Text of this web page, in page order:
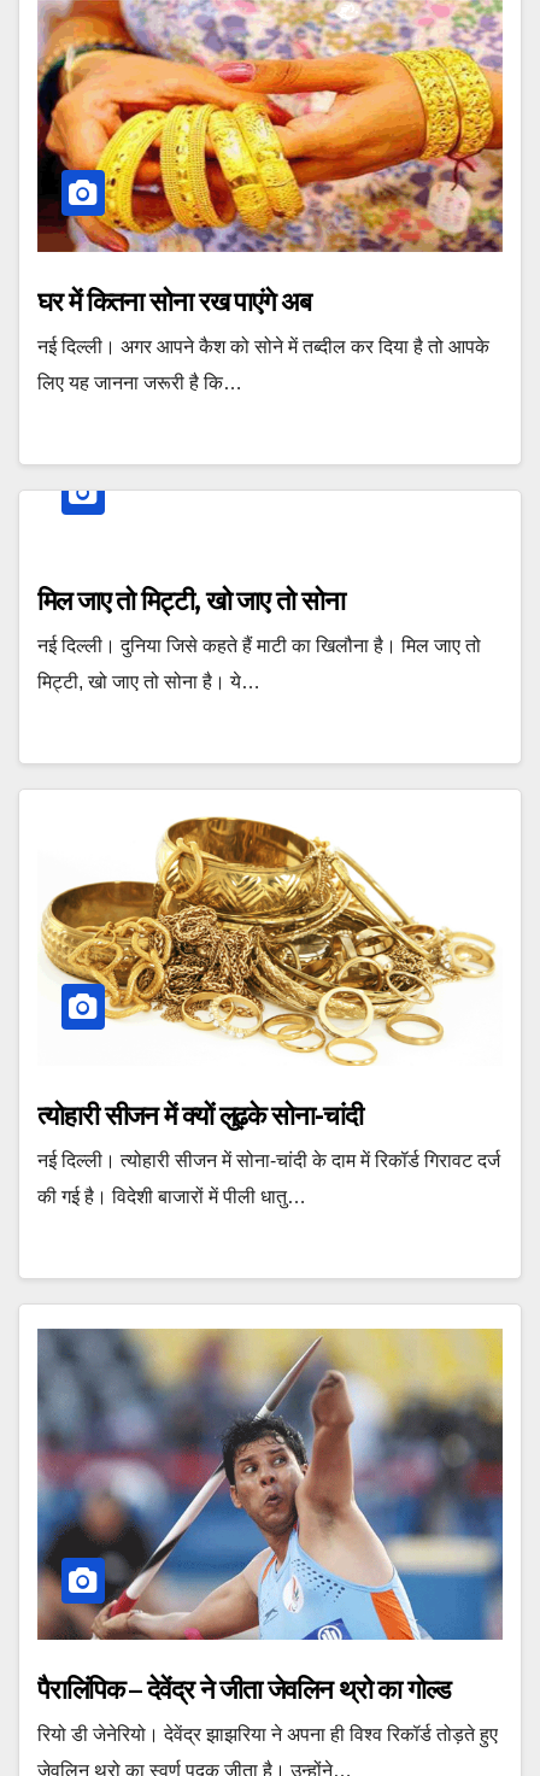
घर में कितना सोना रख पाएंगे अब
नई दिल्ली। अगर आपने कैश को सोने में तब्‍दील कर दिया है तो आपके
लिए यह जानना जरूरी है कि…
मिल जाए तो मिट्टी, खो जाए तो सोना
नई दिल्ली। दुनिया जिसे कहते हैं माटी का खिलौना है। मिल जाए तो
मिट्टी, खो जाए तो सोना है। ये…
त्योहारी सीजन में क्‍यों लुढ़के सोना-चांदी
नई दिल्ली। त्‍योहारी सीजन में सोना-चांदी के दाम में रिकॉर्ड गिरावट दर्ज
की गई है। विदेशी बाजारों में पीली धातु…
पैरालिंपिक – देवेंद्र ने जीता जेवलिन थ्रो का गोल्ड
रियो डी जेनेरियो। देवेंद्र झाझरिया ने अपना ही विश्व रिकॉर्ड तोड़ते हुए
जेवलिन थ्रो का स्वर्ण पदक जीता है। उन्होंने…